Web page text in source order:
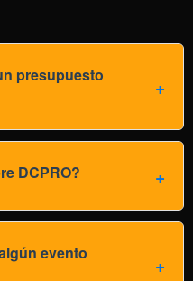
presupuesto
DCPRO?
evento